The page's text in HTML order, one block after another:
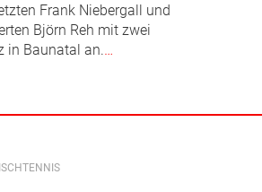
Frank Niebergall und
Björn Reh mit zwei
in Baunatal an.…